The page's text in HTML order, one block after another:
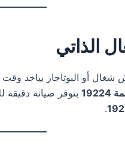
الذاتي
شغال أو البوتاجاز بياخد
بتوفر صيانة
.